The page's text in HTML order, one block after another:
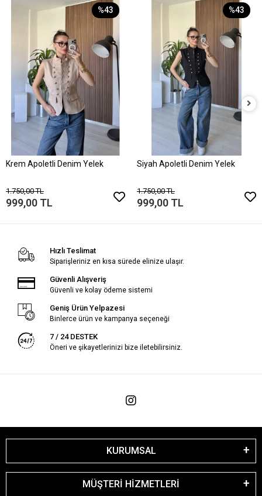
%43
Krem Apoletli Denim Yelek
1.750,00 TL
999,00 TL
%43
Siyah Apoletli Denim Yelek
1.750,00 TL
999,00 TL
Hızlı Teslimat
Siparişleriniz en kısa sürede elinize ulaşır.
Güvenli Alışveriş
Güvenli ve kolay ödeme sistemi
Geniş Ürün Yelpazesi
Binlerce ürün ve kampanya seçeneği
7 / 24 DESTEK
Öneri ve şikayetlerinizi bize iletebilirsiniz.
KURUMSAL
MÜŞTERİ HİZMETLERİ